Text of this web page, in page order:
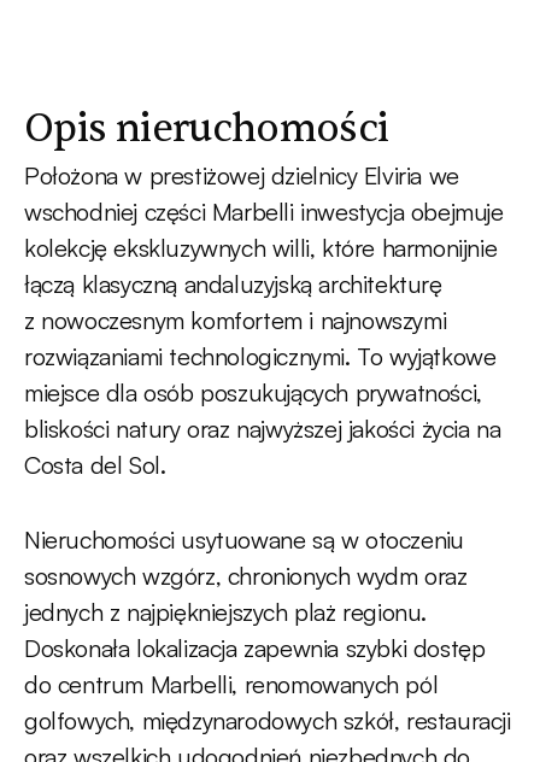
Opis nieruchomości
Położona w prestiżowej dzielnicy Elviria we
wschodniej części Marbelli inwestycja obejmuje
kolekcję ekskluzywnych willi, które harmonijnie
łączą klasyczną andaluzyjską architekturę
z nowoczesnym komfortem i najnowszymi
rozwiązaniami technologicznymi. To wyjątkowe
miejsce dla osób poszukujących prywatności,
bliskości natury oraz najwyższej jakości życia na
Costa del Sol.
Nieruchomości usytuowane są w otoczeniu
sosnowych wzgórz, chronionych wydm oraz
jednych z najpiękniejszych plaż regionu.
Doskonała lokalizacja zapewnia szybki dostęp
do centrum Marbelli, renomowanych pól
golfowych, międzynarodowych szkół, restauracji